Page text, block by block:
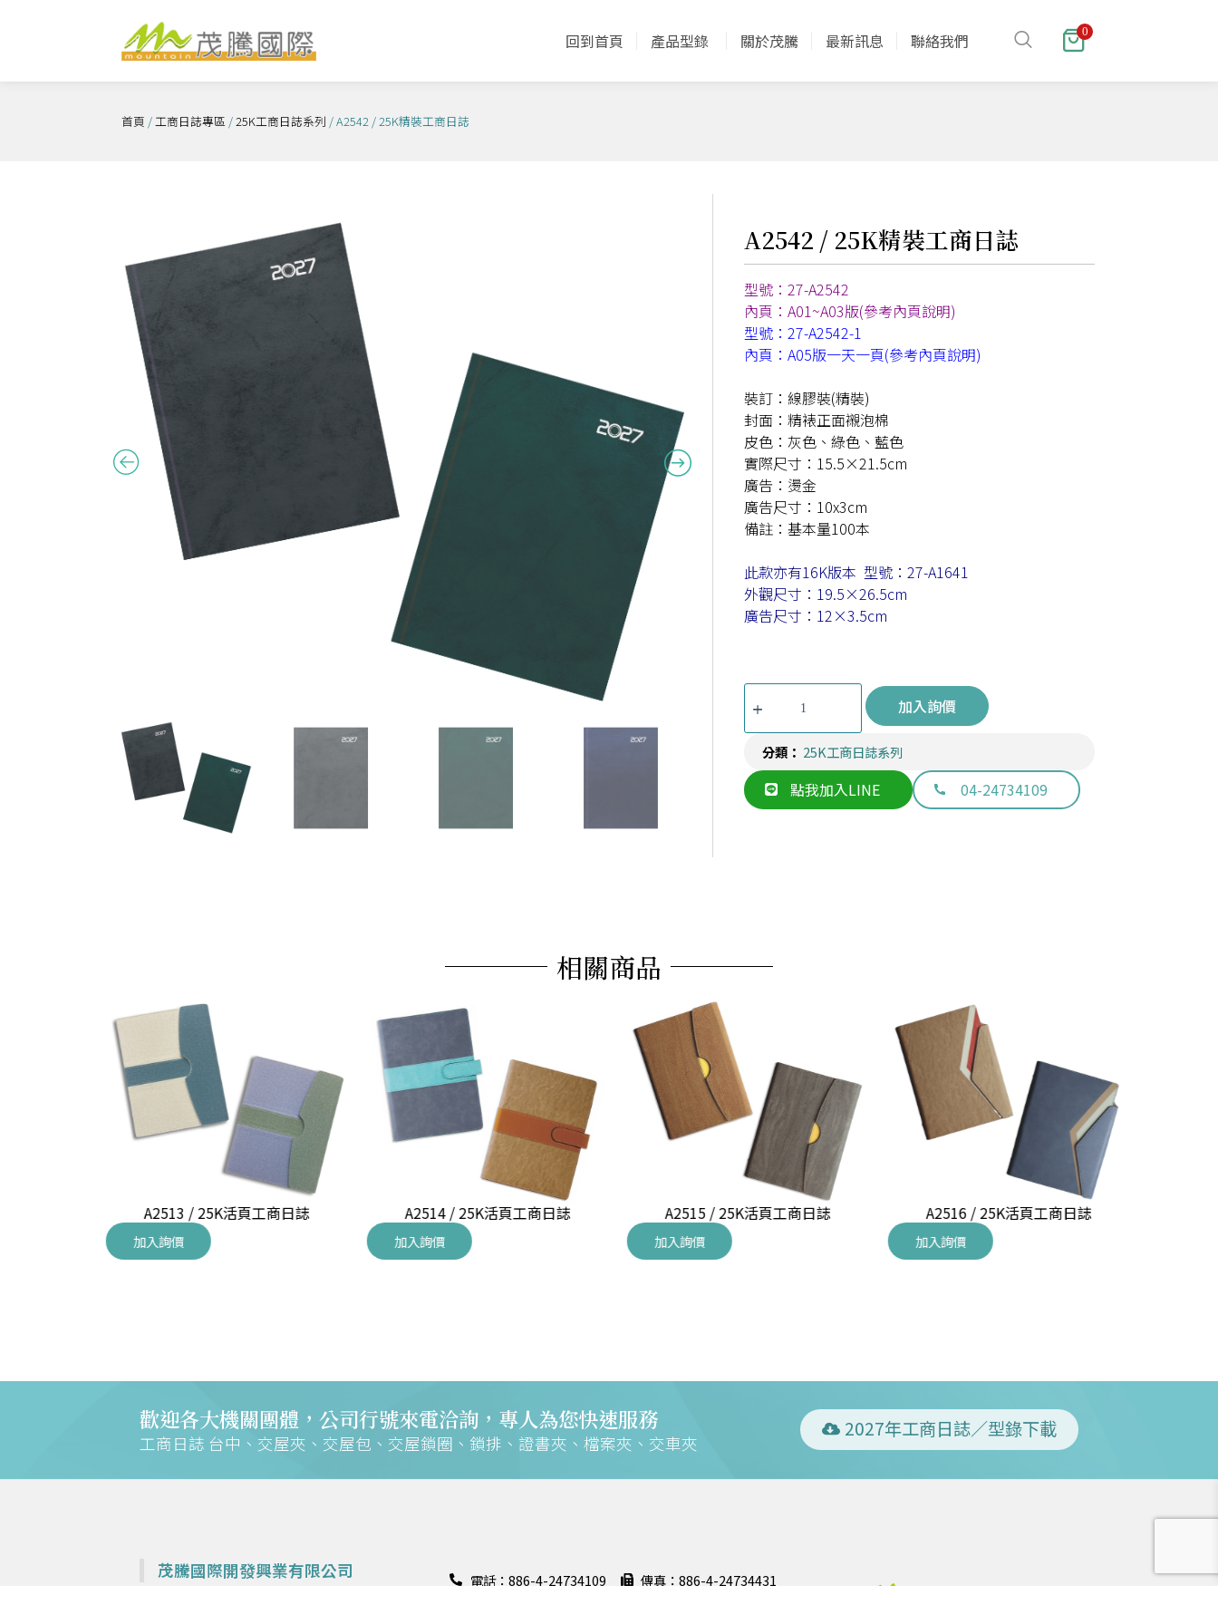
要
回到首頁 產品型錄 關於茂騰 最新訊息 聯絡我們 0
首頁 /工商日誌專區 /25K工商日誌系列 / A2542 / 25K精裝工商日誌
A2542 / 25K精裝工商日誌
型號：27-A2542
內頁：A01~A03版(參考內頁說明)
型號：27-A2542-1
內頁：A05版一天一頁(參考內頁說明)
裝訂：線膠裝(精裝)
封面：精裱正面襯泡棉
皮色：灰色、綠色、藍色
實際尺寸：15.5×21.5cm
廣告：燙金
廣告尺寸：10x3cm
備註：基本量100本
此款亦有16K版本 型號：27-A1641
外觀尺寸：19.5×26.5cm
廣告尺寸：12×3.5cm
加入詢價
分類： 25K工商日誌系列
點我加入LINE 04-24734109
相關商品
A2513 / 25K活頁工商日誌
加入詢價
A2514 / 25K活頁工商日誌
加入詢價
A2515 / 25K活頁工商日誌
加入詢價
A2516 / 25K活頁工商日誌
加入詢價
歡迎各大機關團體，公司行號來電洽詢，專人為您快速服務
工商日誌 台中、交屋夾、交屋包、交屋鎖圈、鎖排、證書夾、檔案夾、交車夾
2027年工商日誌／型錄下載
茂騰國際開發興業有限公司 電話：886-4-24734109
傳真：886-4-24734431